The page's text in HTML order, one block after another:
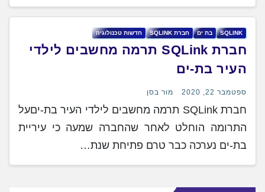
SQLINK בת ים חברת ‏SQLINK חדשות טכנולוגיה
חברת ‏SQLink‎ תרמה מחשבים לילדי
העיר בת-ים
ספטמבר 22, 2020 מור בסן
חברת SQLink תרמה מחשבים לילדי העיר בת-יםעל
התרומה הוחלט לאחר שהחברה שמעה כי עיריית
בת-ים נערכה כבר טרם פתיחת שנת…